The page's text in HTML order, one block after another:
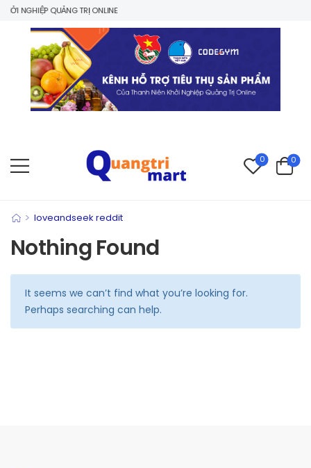
NGHIỆP QUẢNG TRỊ ONLINE
0 0
> loveandseek reddit
Nothing Found
It seems we can’t find what you’re looking for.
Perhaps searching can help.